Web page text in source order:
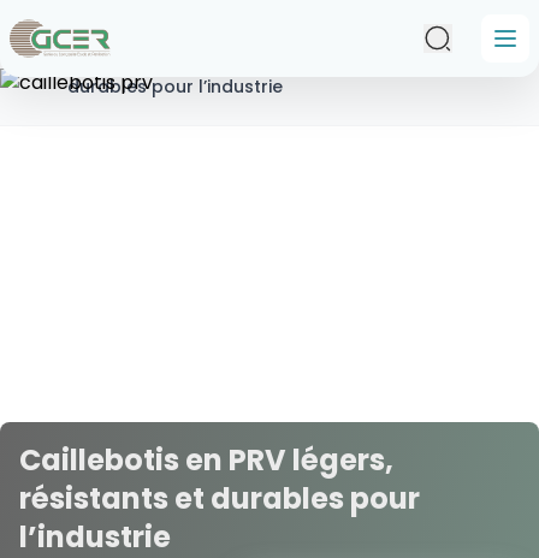
Passer au contenu principal
Accueil
Caillebotis en PRV légers, résistants et
durables pour l’industrie
Caillebotis en PRV légers,
résistants et durables pour
l’industrie